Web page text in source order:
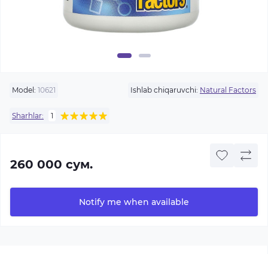
Model: 10621 Ishlab chiqaruvchi: Natural Factors
Sharhlar: 1
260 000 сум.
Notify me when available